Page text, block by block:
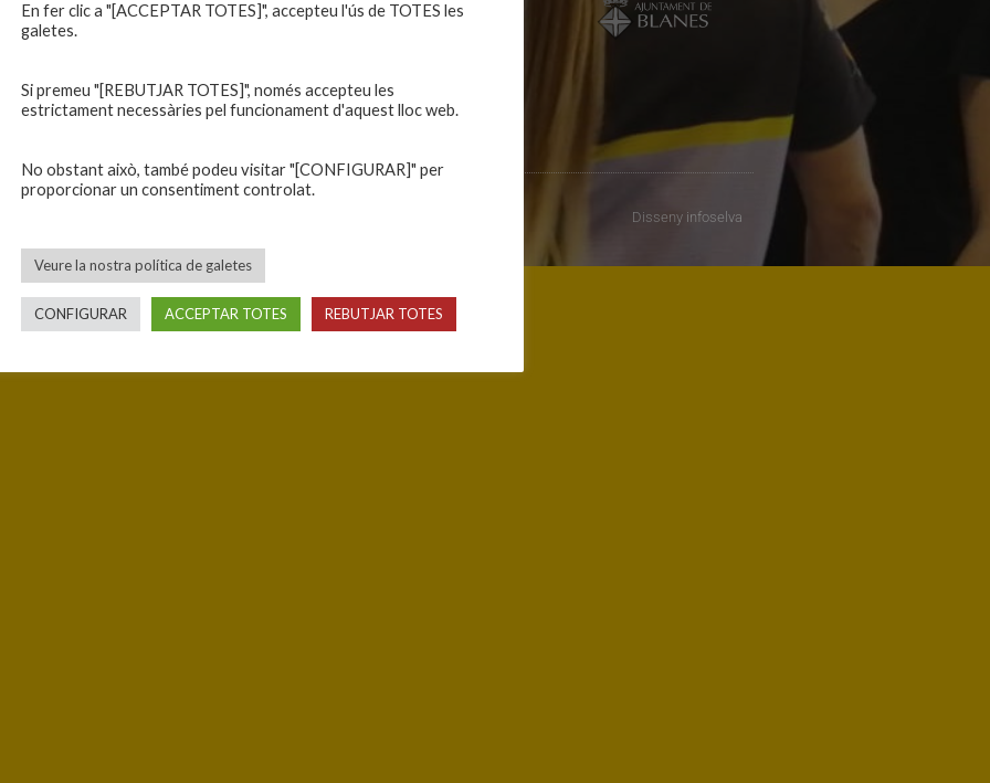
Disseny infoselva
En fer clic a "[ACCEPTAR TOTES]", accepteu l'ús de TOTES les
galetes.
Si premeu "[REBUTJAR TOTES]", només accepteu les
estrictament necessàries pel funcionament d'aquest lloc web.
No obstant això, també podeu visitar "[CONFIGURAR]" per
proporcionar un consentiment controlat.
Veure la nostra política de galetes
CONFIGURAR ACCEPTAR TOTES REBUTJAR TOTES